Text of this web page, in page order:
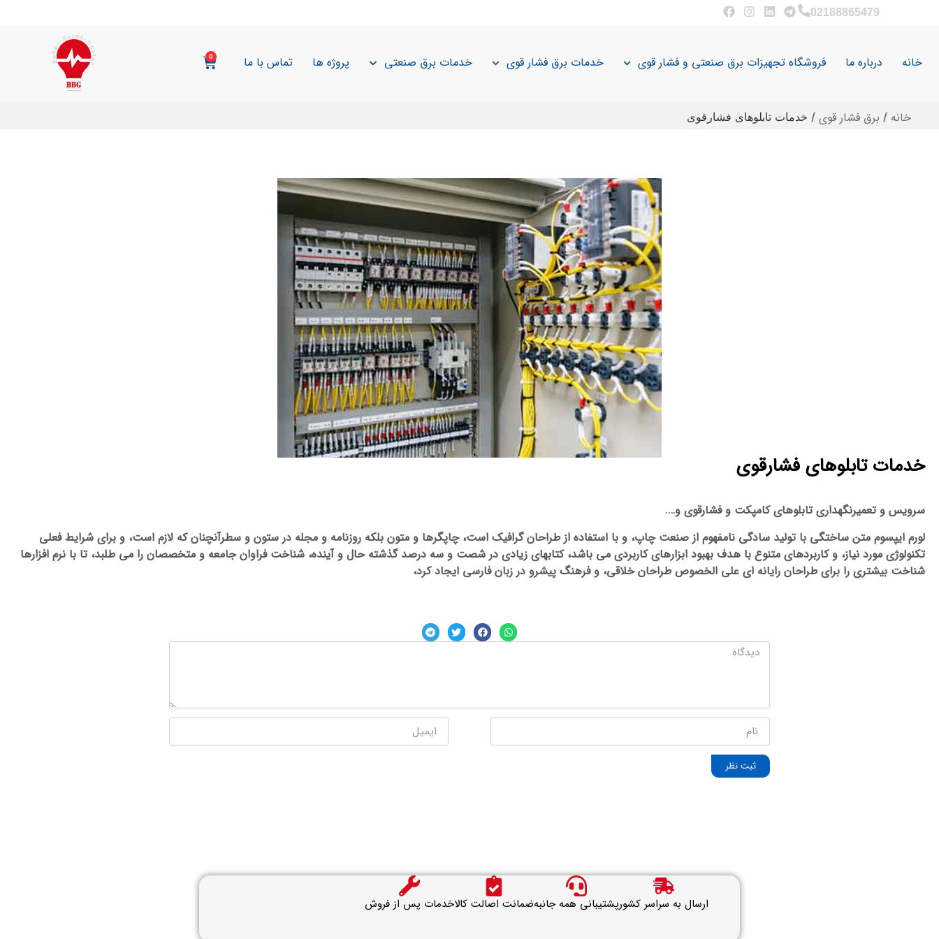
02188865479
خانه درباره ما فروشگاه تجهیزات برق صنعتی و فشار قوی خدمات برق فشار قوی خدمات برق صنعتی پروژه ها تماس با ما 0
خانه / برق فشار قوی / خدمات تابلوهای فشارقوی
خدمات تابلوهای فشارقوی
سرویس و تعمیرنگهداری تابلوهای کامپکت و فشارقوی و….
لورم ایپسوم متن ساختگی با تولید سادگی نامفهوم از صنعت چاپ، و با استفاده از طراحان گرافیک است، چاپگرها و متون بلکه روزنامه و مجله در ستون و سطرآنچنان که لازم است، و برای شرایط فعلی
تکنولوژی مورد نیاز، و کاربردهای متنوع با هدف بهبود ابزارهای کاربردی می باشد، کتابهای زیادی در شصت و سه درصد گذشته حال و آینده، شناخت فراوان جامعه و متخصصان را می طلبد، تا با نرم افزارها
شناخت بیشتری را برای طراحان رایانه ای علی الخصوص طراحان خلاقی، و فرهنگ پیشرو در زبان فارسی ایجاد کرد،
ثبت نظر
ارسال به سراسر کشورپشتیبانی همه جانبهضمانت اصالت کالاخدمات پس از فروش